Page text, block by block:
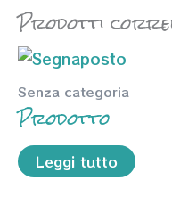
Prodotti
Senza categoria
Prodotto
Leggi tutto